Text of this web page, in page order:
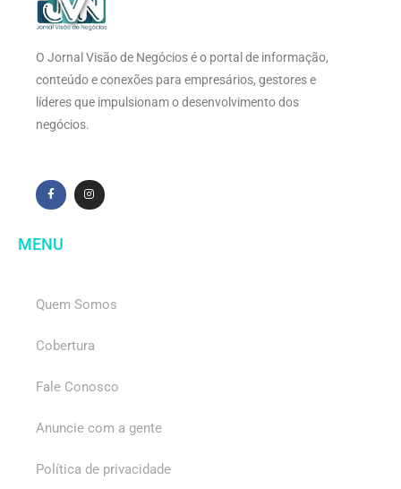
O Jornal Visão de Negócios é o portal de informação,
conteúdo e conexões para empresários, gestores e
líderes que impulsionam o desenvolvimento dos
negócios.
MENU
Quem Somos
Cobertura
Fale Conosco
Anuncie com a gente
Política de privacidade